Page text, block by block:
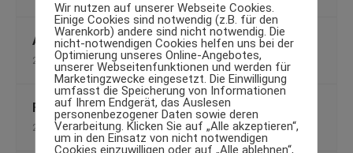
Achtung Zuckerfalle
24. September 2009
Fitness Rumpf-Workout mit Alexander Grimms
24. November 2009
Wir nutzen auf unserer Webseite Cookies.
Einige Cookies sind notwendig (z.B. für den
Warenkorb) andere sind nicht notwendig. Die
nicht-notwendigen Cookies helfen uns bei der
Optimierung unseres Online-Angebotes,
unserer Webseitenfunktionen und werden für
Marketingzwecke eingesetzt. Die Einwilligung
umfasst die Speicherung von Informationen
auf Ihrem Endgerät, das Auslesen
personenbezogener Daten sowie deren
Verarbeitung. Klicken Sie auf „Alle akzeptieren“,
um in den Einsatz von nicht notwendigen
Cookies einzuwilligen oder auf „Alle ablehnen“,